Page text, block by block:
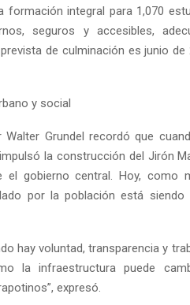
formación integral para 1,070
seguros y accesibles,
de culminación es junio
y social
Walter Grundel recordó que
la construcción del Jirón
gobierno central. Hoy, como
por la población está
hay voluntad, transparencia y
la infraestructura puede
expresó.